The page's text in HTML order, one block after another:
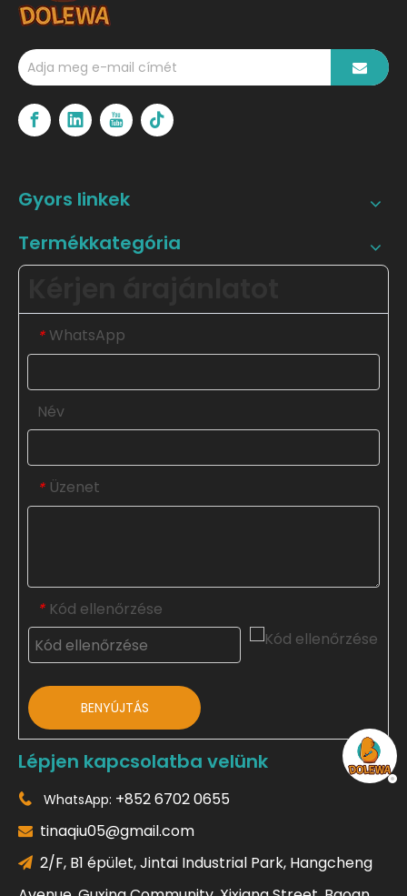
Gyors linkek
Termékkategória
* WhatsApp
Név
* Üzenet
* Kód ellenőrzése
BENYÚJTÁS
Lépjen kapcsolatba velünk
 WhatsApp: +852 6702 0655
 tinaqiu05@gmail.com
 2/F, B1 épület, Jintai Industrial Park, Hangcheng